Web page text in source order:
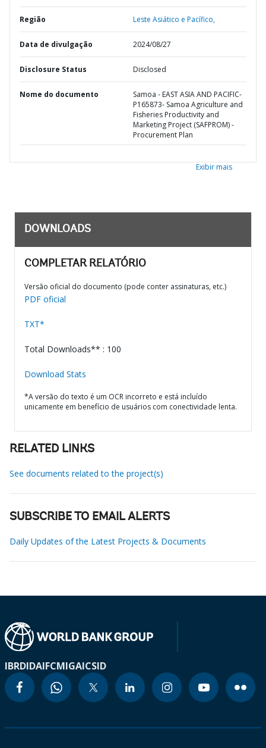
Região Leste Asiático e Pacífico,
Data de divulgação 2024/08/27
Disclosure Status Disclosed
Nome do documento
Samoa - EAST ASIA AND PACIFIC-
P165873- Samoa Agriculture and
Fisheries Productivity and
Marketing Project (SAFPROM) -
Procurement Plan
Exibir mais
DOWNLOADS
COMPLETAR RELATÓRIO
Versão oficial do documento (pode conter assinaturas, etc.)
PDF oficial
TXT*
Total Downloads** : 100
Download Stats
*A versão do texto é um OCR incorreto e está incluído
unicamente em benefício de usuários com conectividade lenta.
RELATED LINKS
See documents related to the project(s)
SUBSCRIBE TO EMAIL ALERTS
Daily Updates of the Latest Projects & Documents
IBRDIDAIFCMIGAICSID